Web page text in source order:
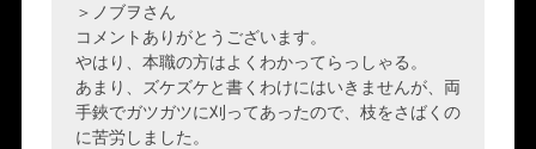
＞ノブヲさん
コメントありがとうございます。
やはり、本職の方はよくわかってらっしゃる。
あまり、ズケズケと書くわけにはいきませんが、両
手鋏でガツガツに刈ってあったので、枝をさばくの
に苦労しました。